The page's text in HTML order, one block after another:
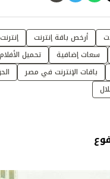
أرخص باقة إنترنت
إنترنت WE
سعات إضافية
تحميل الأفلام
باقات الإنترنت في مصر